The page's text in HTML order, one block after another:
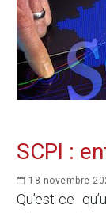
SCPI :
18 novembre
Qu’est-ce